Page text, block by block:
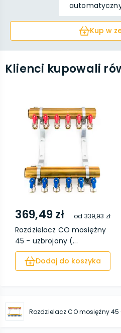
chrom
Kup w
Klienci kupowali
369,49 zł od 339,93 zł
Rozdzielacz CO mosiężny
45 - uzbrojony (...
Dodaj do koszyka